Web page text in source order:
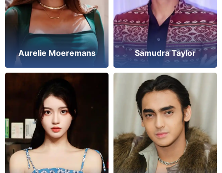
Aurelie Moeremans Samudra Taylor